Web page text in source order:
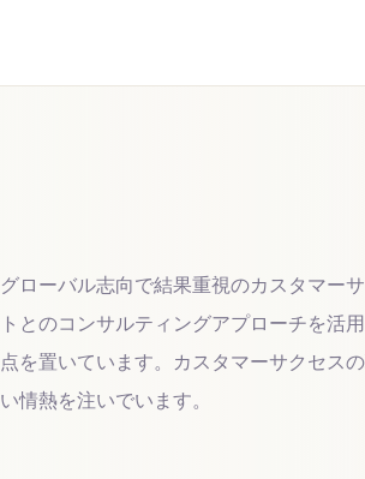
グローバル志向で結果重視のカスタマー
トとのコンサルティングアプローチを活
点を置いています。カスタマーサクセス
い情熱を注いでいます。